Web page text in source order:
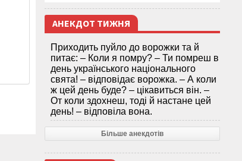
АНЕКДОТ ТИЖНЯ
Приходить пуйло до ворожки та й
питає: – Коли я помру? – Ти помреш в
день українського національного
свята! – відповідає ворожка. – А коли
ж цей день буде? – цікавиться він. –
От коли здохнеш, тоді й настане цей
день! – відповіла вона.
Більше анекдотів